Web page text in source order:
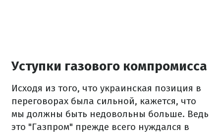
Уступки газового компромисса
Исходя из того, что украинская позиция в
переговорах была сильной, кажется, что
мы должны быть недовольны больше. Ведь
это "Газпром" прежде всего нуждался в